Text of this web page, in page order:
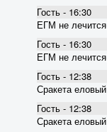
Гость - 16:30
ЕГМ не
Гость - 16:30
ЕГМ не
Гость - 12:38
Сракета
Гость - 12:38
Сракета